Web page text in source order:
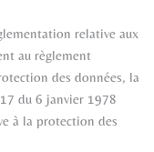
relative aux
au règlement
des données, la
du 6 janvier 1978
à la protection des